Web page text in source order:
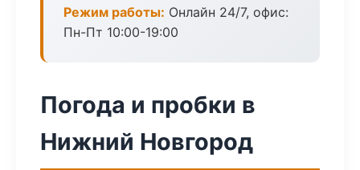
Режим работы: Онлайн 24/7, офис:
Пн-Пт 10:00-19:00
Погода и пробки в
Нижний Новгород